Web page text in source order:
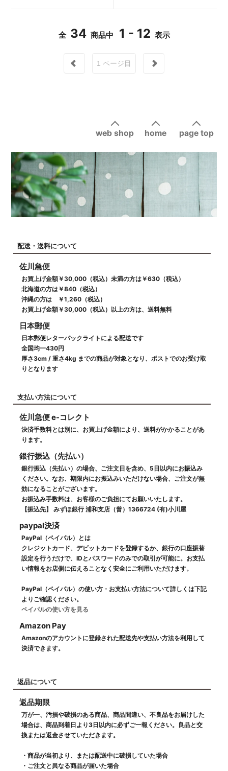
全 34 商品中 1 - 12 表示
1 ページ目
page top
home
web shop
配送・送料について
佐川急便
お買上げ金額￥30,000（税込）未満の方は￥630（税込）
北海道の方は￥840（税込）
沖縄の方は ￥1,260（税込）
お買上げ金額￥30,000（税込）以上の方は、送料無料
日本郵便
日本郵便レターパックライトによる配送です
全国均一430円
厚さ3cm / 重さ4kg までの商品が対象となり、ポストでのお受け取
りとなります
支払い方法について
佐川急便 e-コレクト
決済手数料とは別に、お買上げ金額により、送料がかかることがあ
ります。
銀行振込（先払い）
銀行振込（先払い）の場合、ご注文日を含め、5日以内にお振込み
ください。なお、期限内にお振込みいただけない場合、ご注文が無
効になることがございます。
お振込み手数料は、お客様のご負担にてお願いいたします。
【振込先】 みずほ銀行 浦和支店（普）1366724 (有)小川屋
paypal決済
PayPal（ペイパル）とは
クレジットカード、デビットカードを登録するか、銀行の口座振替
設定を行うだけで、IDとパスワードのみでの取引が可能に。お支払
い情報をお店側に伝えることなく安全にご利用いただけます。
PayPal（ペイパル）の使い方・お支払い方法について詳しくは下記
よりご確認ください。
ペイパルの使い方を見る
Amazon Pay
Amazonのアカウントに登録された配送先や支払い方法を利用して
決済できます。
返品について
返品期限
万が一、汚損や破損のある商品、商品間違い、不良品をお届けした
場合は、商品到着日より3日以内に必ずご一報ください。良品と交
換または返金させていただきます。
・商品が当初より、または配送中に破損していた場合
・ご注文と異なる商品が届いた場合